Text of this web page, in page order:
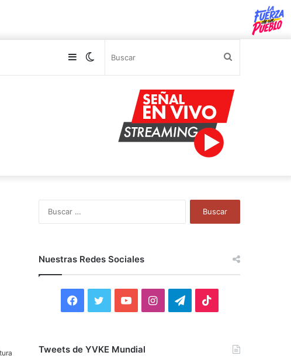
Switch
Sidebar
Nuestras Redes Sociales
F
c
i
Y
u
I
T
Tweets de YVKE Mundial